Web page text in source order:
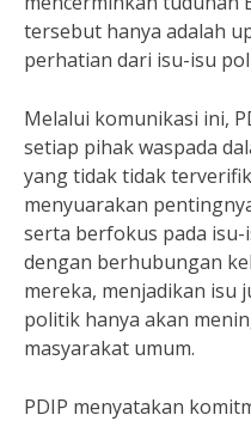
tersebut hanya adalah
perhatian dari isu-isu
Melalui komunikasi ini,
setiap pihak waspada
yang tidak tidak
menyuarakan
serta berfokus pada
dengan berhubungan
mereka, menjadikan isu
politik hanya akan
masyarakat umum.
PDIP menyatakan